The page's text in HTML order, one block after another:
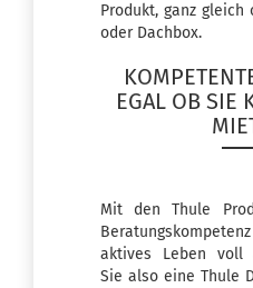
Produkt, ganz gleich
oder Dachbox.
EGAL OB SIE
Mit den Thule
aktives Leben voll
Sie also eine Thule